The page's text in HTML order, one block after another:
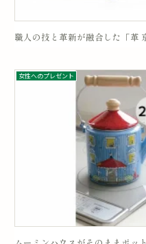
職人の技と革新が融合した「革
女性へのプレゼント